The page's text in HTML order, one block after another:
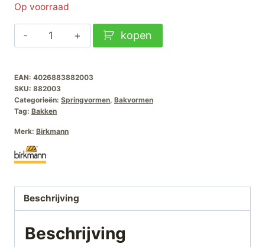
Op voorraad
Birkmann
Springvorm
20cm
aantal
kopen
EAN: 4026883882003
SKU: 882003
Categorieën: Springvormen, Bakvormen
Tag: Bakken
Merk: Birkmann
Beschrijving
Beschrijving